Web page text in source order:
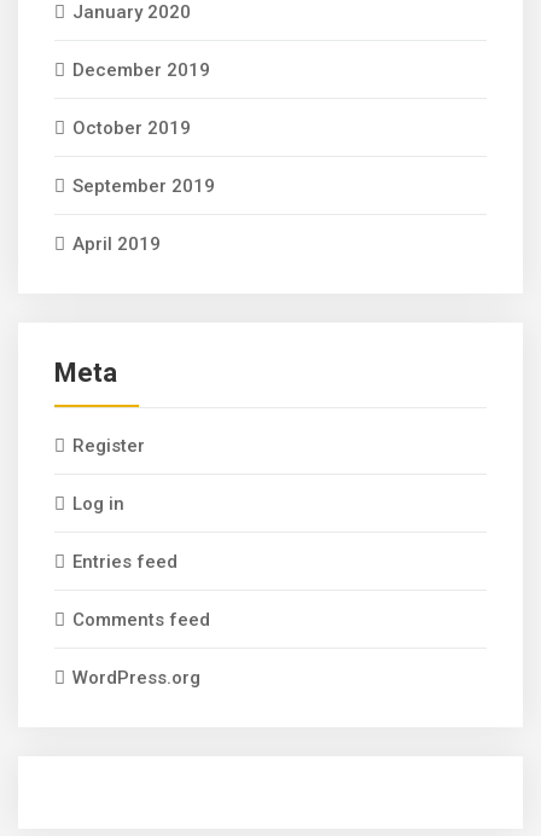
January 2020
December 2019
October 2019
September 2019
April 2019
Meta
Register
Log in
Entries feed
Comments feed
WordPress.org